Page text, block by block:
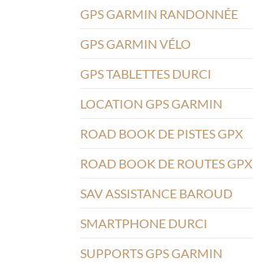
GPS GARMIN RANDONNÉE
GPS GARMIN VÉLO
GPS TABLETTES DURCI
LOCATION GPS GARMIN
ROAD BOOK DE PISTES GPX
ROAD BOOK DE ROUTES GPX
SAV ASSISTANCE BAROUD
SMARTPHONE DURCI
SUPPORTS GPS GARMIN